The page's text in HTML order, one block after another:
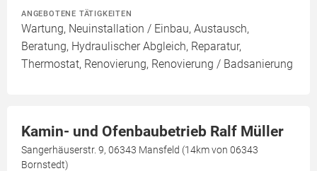
ANGEBOTENE TÄTIGKEITEN
Wartung, Neuinstallation / Einbau, Austausch,
Beratung, Hydraulischer Abgleich, Reparatur,
Thermostat, Renovierung, Renovierung / Badsanierung
Kamin- und Ofenbaubetrieb Ralf Müller
Sangerhäuserstr. 9, 06343 Mansfeld (14km von 06343
Bornstedt)